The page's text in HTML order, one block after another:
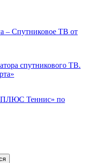
– Спутниковое ТВ от
спутникового ТВ.
ПЛЮС Теннис» по